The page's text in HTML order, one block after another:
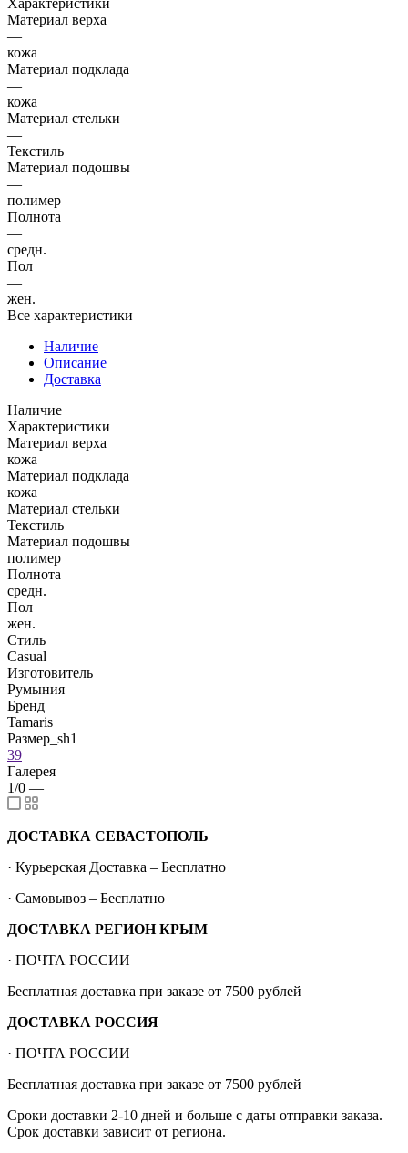
Материал верха
—
кожа
Материал подклада
—
кожа
Материал стельки
—
Текстиль
Материал подошвы
—
полимер
Полнота
—
средн.
Пол
—
жен.
Все характеристики
Наличие
Описание
Доставка
Наличие
Характеристики
Материал верха
кожа
Материал подклада
кожа
Материал стельки
Текстиль
Материал подошвы
полимер
Полнота
средн.
Пол
жен.
Стиль
Casual
Изготовитель
Румыния
Бренд
Tamaris
Размер_sh1
39
Галерея
1/0 —
ДОСТАВКА СЕВАСТОПОЛЬ
· Курьерская Доставка – Бесплатно
· Самовывоз – Бесплатно
ДОСТАВКА РЕГИОН КРЫМ
· ПОЧТА РОССИИ
Бесплатная доставка при заказе от 7500 рублей
ДОСТАВКА РОССИЯ
· ПОЧТА РОССИИ
Бесплатная доставка при заказе от 7500 рублей
Сроки доставки 2-10 дней и больше с даты отправки заказа.
Срок доставки зависит от региона.